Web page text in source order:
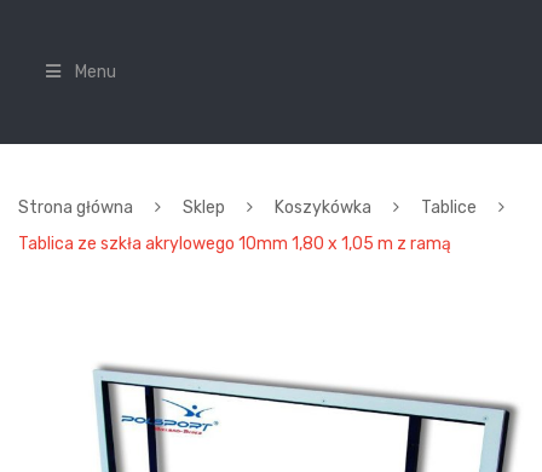
Menu
Strona główna Sklep Koszykówka
Tablice
Tablica ze szkła akrylowego 10mm 1,80 x 1,05 m z ramą